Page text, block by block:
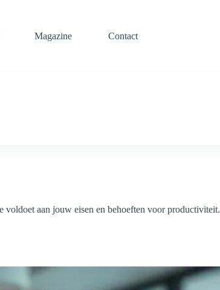
Magazine Contact
voldoet aan jouw eisen en behoeften voor productiviteit.